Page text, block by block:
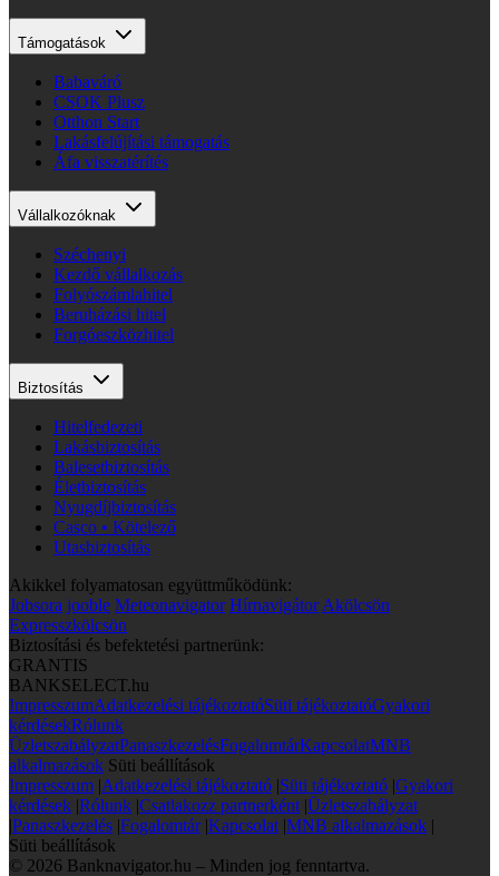
Támogatások
Babaváró
CSOK Plusz
Otthon Start
Lakásfelújítási támogatás
Áfa visszatérítés
Vállalkozóknak
Széchenyi
Kezdő vállalkozás
Folyószámlahitel
Beruházási hitel
Forgóeszközhitel
Biztosítás
Hitelfedezeti
Lakásbiztosítás
Balesetbiztosítás
Életbiztosítás
Nyugdíjbiztosítás
Casco • Kötelező
Utasbiztosítás
Akikkel folyamatosan együttműködünk:
Jobsora jooble Meteonavigator Hírnavigátor Akölcsön
Expresszkölcsön
Biztosítási és befektetési partnerünk:
GRANTIS
BANKSELECT.hu
ImpresszumAdatkezelési tájékoztatóSüti tájékoztatóGyakori
kérdésekRólunk
ÜzletszabályzatPanaszkezelésFogalomtárKapcsolatMNB
alkalmazások Süti beállítások
Impresszum |Adatkezelési tájékoztató |Süti tájékoztató |Gyakori
kérdések |Rólunk |Csatlakozz partnerként |Üzletszabályzat
|Panaszkezelés |Fogalomtár |Kapcsolat |MNB alkalmazások |
Süti beállítások
© 2026 Banknavigator.hu – Minden jog fenntartva.